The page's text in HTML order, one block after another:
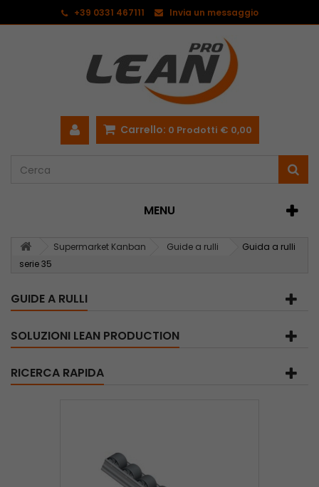
+39 0331 467111 Invia un messaggio
Carrello: 0 Prodotti € 0,00
MENU
Supermarket Kanban Guide a rulli
Guida a rulli
serie 35
GUIDE A RULLI
SOLUZIONI LEAN PRODUCTION
RICERCA RAPIDA